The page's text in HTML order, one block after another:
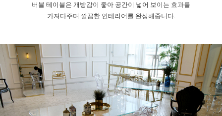
버블 테이블은 개방감이 좋아 공간이 넓어 보이는 효과를
가져다주며 깔끔한 인테리어를 완성해줍니다.